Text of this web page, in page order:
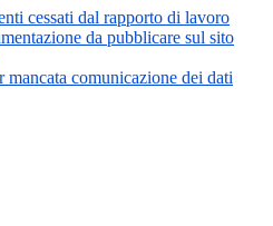
cessati dal rapporto di lavoro
da pubblicare sul sito
mancata comunicazione dei dati